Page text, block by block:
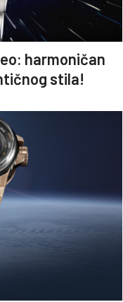
harmoničan
stila!